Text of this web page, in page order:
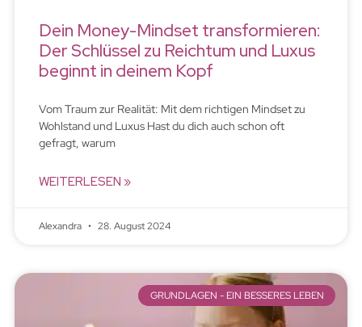
Dein Money-Mindset transformieren:
Der Schlüssel zu Reichtum und Luxus
beginnt in deinem Kopf
Vom Traum zur Realität: Mit dem richtigen Mindset zu
Wohlstand und Luxus Hast du dich auch schon oft
gefragt, warum
WEITERLESEN »
Alexandra 28. August 2024
GRUNDLAGEN - EIN BESSERES LEBEN